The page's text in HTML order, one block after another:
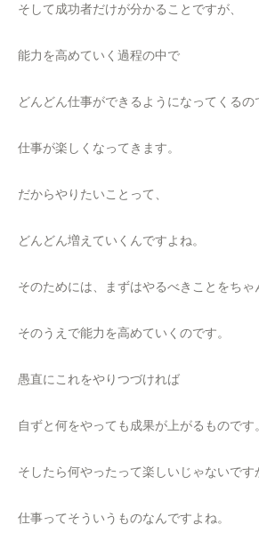
そして成功者だけが分かることですが、
能力を高めていく過程の中で
どんどん仕事ができるようになってくるの
仕事が楽しくなってきます。
だからやりたいことって、
どんどん増えていくんですよね。
そのためには、まずはやるべきことをちゃ
そのうえで能力を高めていくのです。
愚直にこれをやりつづければ
自ずと何をやっても成果が上がるものです。
そしたら何やったって楽しいじゃないで
仕事ってそういうものなんですよね。